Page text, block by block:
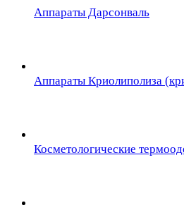
Аппараты Дарсонваль
Аппараты Криолиполиза
Косметологические